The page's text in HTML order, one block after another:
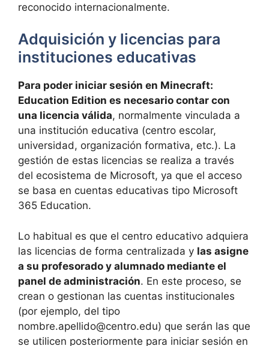
reconocido internacionalmente.
Adquisición y licencias para
instituciones educativas
Para poder iniciar sesión en Minecraft:
Education Edition es necesario contar con
una licencia válida, normalmente vinculada a
una institución educativa (centro escolar,
universidad, organización formativa, etc.). La
gestión de estas licencias se realiza a través
del ecosistema de Microsoft, ya que el acceso
se basa en cuentas educativas tipo Microsoft
365 Education.
Lo habitual es que el centro educativo adquiera
las licencias de forma centralizada y las asigne
a su profesorado y alumnado mediante el
panel de administración. En este proceso, se
crean o gestionan las cuentas institucionales
(por ejemplo, del tipo
nombre.apellido@centro.edu) que serán las que
se utilicen posteriormente para iniciar sesión en